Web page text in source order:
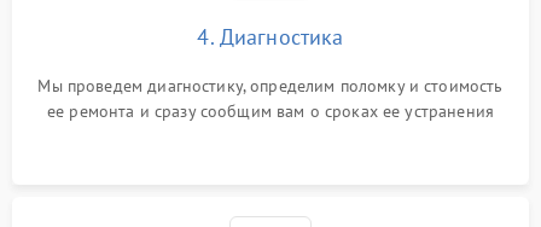
4. Диагностика
Мы проведем диагностику, определим поломку и стоимость
ее ремонта и сразу сообщим вам о сроках ее устранения